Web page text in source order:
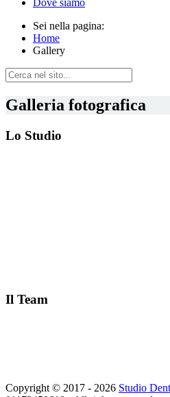
Dove siamo
Sei nella pagina:
Home
Gallery
Galleria fotografica
Lo Studio
Il Team
Copyright © 2017 - 2026 Studio